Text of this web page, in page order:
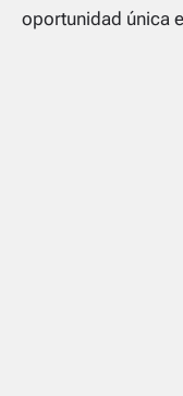
oportunidad única